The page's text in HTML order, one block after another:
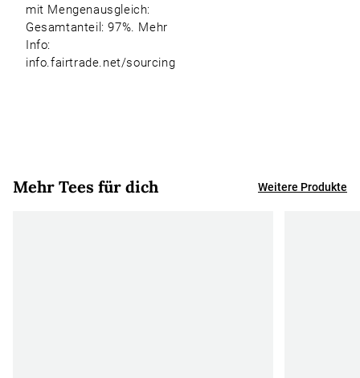
mit Mengenausgleich:
Gesamtanteil: 97%. Mehr
Info:
info.fairtrade.net/sourcing
Mehr Tees für dich Weitere Produkte